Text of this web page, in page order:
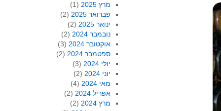
מרץ 2025
(1)
פברואר 2025
(2)
ינואר 2025
(2)
נובמבר 2024
(2)
אוקטובר 2024
(3)
ספטמבר 2024
(2)
יולי 2024
(3)
יוני 2024
(2)
מאי 2024
(4)
אפריל 2024
(2)
מרץ 2024
(2)